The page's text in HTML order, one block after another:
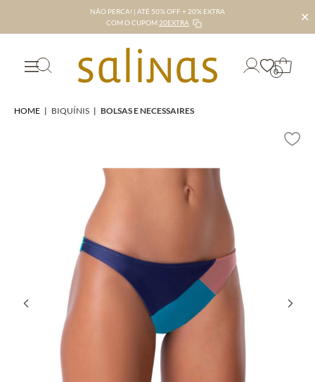
NÃO PERCA! | ATÉ 50% OFF + 20% EXTRA
COM O CUPOM 20EXTRA ✕
0
HOME | BIQUÍNIS | BOLSAS E NECESSAIRES